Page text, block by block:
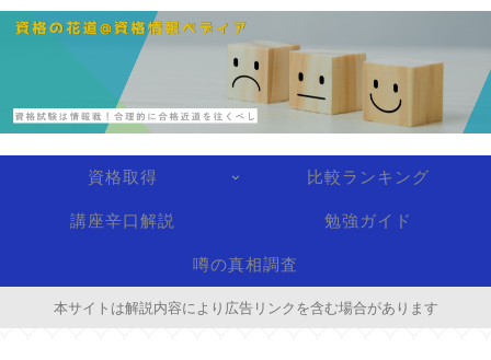
資格取得 比較ランキング
講座辛口解説 勉強ガイド
噂の真相調査
本サイトは解説内容により広告リンクを含む場合があります